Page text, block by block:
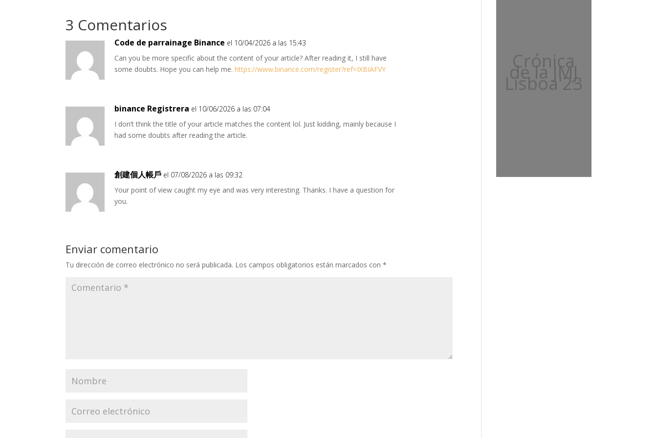
3 Comentarios
Code de parrainage Binance el 10/04/2026 a las 15:43
Can you be more specific about the content of your article? After reading it, I still have
some doubts. Hope you can help me.https://www.binance.com/register?ref=IXBIAFVY
binance Registrera el 10/06/2026 a las 07:04
I don’t think the title of your article matches the content lol. Just kidding, mainly because I
had some doubts after reading the article.
創建個人帳戶 el 07/08/2026 a las 09:32
Your point of view caught my eye and was very interesting. Thanks. I have a question for
you.
Enviar comentario
Tu dirección de correo electrónico no será publicada. Los campos obligatorios están marcados con*
Crónica
de la JMJ
Lisboa'23